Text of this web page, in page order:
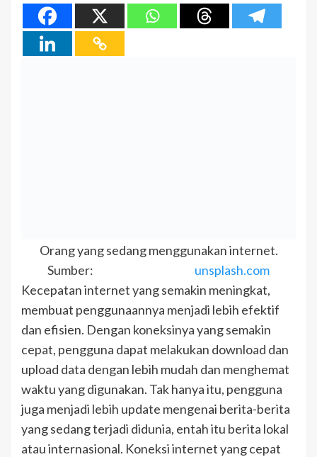
Orang yang sedang menggunakan internet.
Sumber:
unsplash.com
Kecepatan internet yang semakin meningkat,
membuat penggunaannya menjadi lebih efektif
dan efisien. Dengan koneksinya yang semakin
cepat, pengguna dapat melakukan download dan
upload data dengan lebih mudah dan menghemat
waktu yang digunakan. Tak hanya itu, pengguna
juga menjadi lebih update mengenai berita-berita
yang sedang terjadi didunia, entah itu berita lokal
atau internasional. Koneksi internet yang cepat